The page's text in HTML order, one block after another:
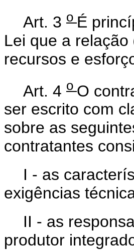
Art. 3 o É
Lei que a
recursos e
Art. 4 o O
ser escrito com
sobre as
contratantes
I - as
exigências
II - as
produtor